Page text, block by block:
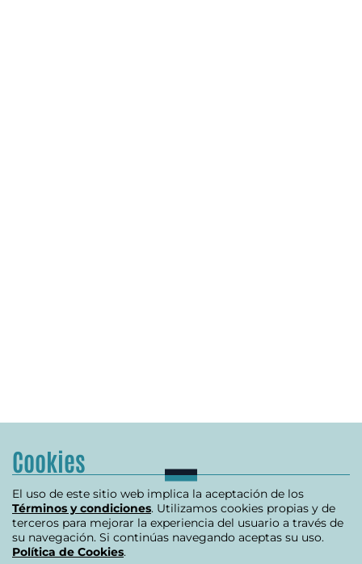
Cookies
El uso de este sitio web implica la aceptación de los
Términos y condiciones. Utilizamos cookies propias y de
terceros para mejorar la experiencia del usuario a través de
su navegación. Si continúas navegando aceptas su uso.
Política de Cookies.